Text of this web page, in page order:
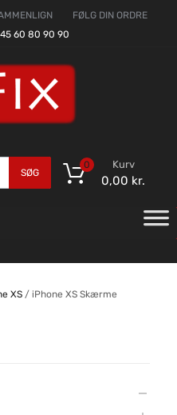
FØLG DIN ORDRE
60 80 90 90
SØG
Kurv
0,00 kr.
0
XS/ iPhone XS Skærme